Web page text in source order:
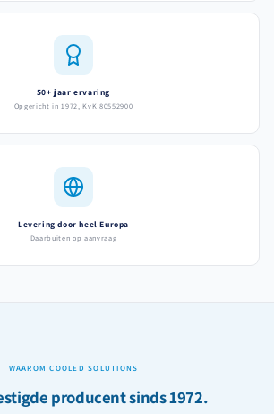
50+ jaar ervaring
Opgericht in 1972, KvK 80552900
Levering door heel Europa
Daarbuiten op aanvraag
WAAROM COOLED SOLUTIONS
producent sinds 1972.